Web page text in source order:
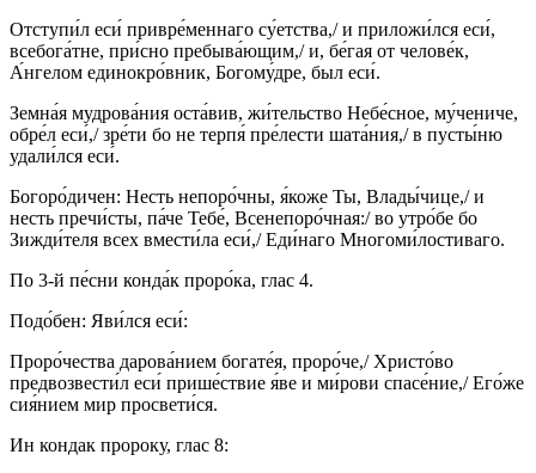
Отступи́л еси́ привре́меннаго су́етства,/ и приложи́лся еси́,
всебога́тне, при́сно пребыва́ющим,/ и, бе́гая от челове́к,
А́нгелом единокро́вник, Богому́дре, был еси́.
Земна́я мудрова́ния оста́вив, жи́тельство Небе́сное, му́чениче,
обре́л еси́,/ зре́ти бо не терпя́ пре́лести шата́ния,/ в пусты́ню
удали́лся еси́.
Богоро́дичен: Несть непоро́чны, я́коже Ты, Влады́чице,/ и
несть пречи́сты, па́че Тебе́, Всенепоро́чная:/ во утро́бе бо
Зижди́теля всех вмести́ла еси́,/ Еди́наго Многоми́лостиваго.
По 3-й пе́сни конда́к проро́ка, глас 4.
Подо́бен: Яви́лся еси́:
Проро́чества дарова́нием богате́я, проро́че,/ Христо́во
предвозвести́л еси́ прише́ствие я́ве и ми́рови спасе́ние,/ Его́же
сия́нием мир просвети́ся.
Ин кондак пророку, глас 8: